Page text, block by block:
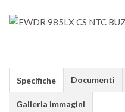
Specifiche Documenti
Galleria immagini